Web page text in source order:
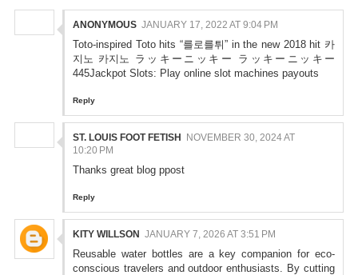
ANONYMOUS JANUARY 17, 2022 AT 9:04 PM
Toto-inspired Toto hits “를로를튀” in the new 2018 hit 카
지노 카지노 ラッキーニッキー ラッキーニッキー
445Jackpot Slots: Play online slot machines payouts
Reply
ST. LOUIS FOOT FETISH
NOVEMBER 30, 2024 AT
10:20 PM
Thanks great blog ppost
Reply
KITY WILLSON JANUARY 7, 2026 AT 3:51 PM
Reusable water bottles are a key companion for eco-
conscious travelers and outdoor enthusiasts. By cutting